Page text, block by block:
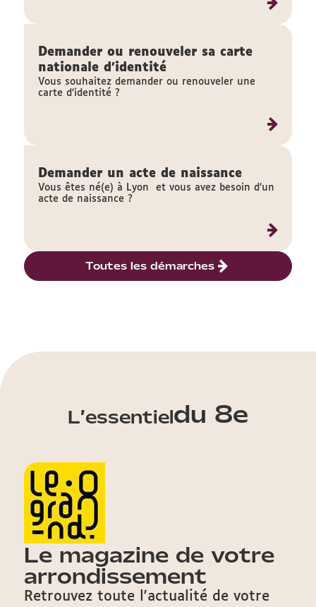
Demander ou renouveler sa carte
nationale d'identité
Vous souhaitez demander ou renouveler une
carte d’identité ?
Demander un acte de naissance
Vous êtes né(e) à Lyon et vous avez besoin d’un
acte de naissance ?
Toutes les démarches
L’essentieldu 8e
Le magazine de votre
arrondissement
Retrouvez toute l'actualité de votre